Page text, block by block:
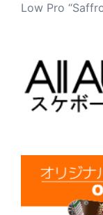
Low Pro